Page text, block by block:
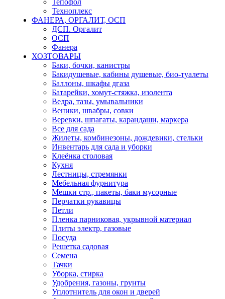
Тепофол
Техноплекс
ФАНЕРА, ОРГАЛИТ, ОСП
ДСП. Оргалит
ОСП
Фанера
ХОЗТОВАРЫ
Баки, бочки, канистры
Бакидушевые, кабины душевые, био-туалеты
Баллоны, шкафы дгаза
Батарейки, хомут-стяжка, изолента
Ведра, тазы, умывальники
Веники, швабры, совки
Веревки, шпагаты, карандаши, маркера
Все для сада
Жилеты, комбинезоны, дождевики, стельки
Инвентарь для сада и уборки
Клеёнка столовая
Кухня
Лестницы, стремянки
Мебельная фурнитура
Мешки стр., пакеты, баки мусорные
Перчатки рукавицы
Петли
Пленка парниковая, укрывной материал
Плиты электр, газовые
Посуда
Решетка садовая
Семена
Тачки
Уборка, стирка
Удобрения, газоны, грунты
Уплотнитель для окон и дверей